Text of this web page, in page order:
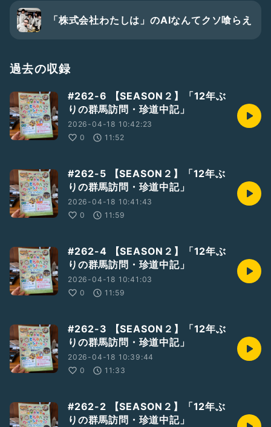
「株式会社わたしは」のAIなんてクソ喰らえ
過去の収録
#262-6 【SEASON２】「12年ぶ
りの群馬訪問・珍道中記」
2026-04-18 10:42:23
0
11:52
#262-5 【SEASON２】「12年ぶ
りの群馬訪問・珍道中記」
2026-04-18 10:41:43
0
11:59
#262-4 【SEASON２】「12年ぶ
りの群馬訪問・珍道中記」
2026-04-18 10:41:03
0
11:59
#262-3 【SEASON２】「12年ぶ
りの群馬訪問・珍道中記」
2026-04-18 10:39:44
0
11:33
#262-2 【SEASON２】「12年ぶ
りの群馬訪問・珍道中記」